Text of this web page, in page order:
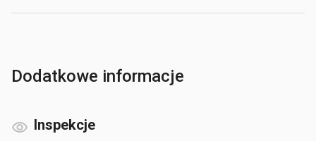
Dodatkowe informacje
Inspekcje